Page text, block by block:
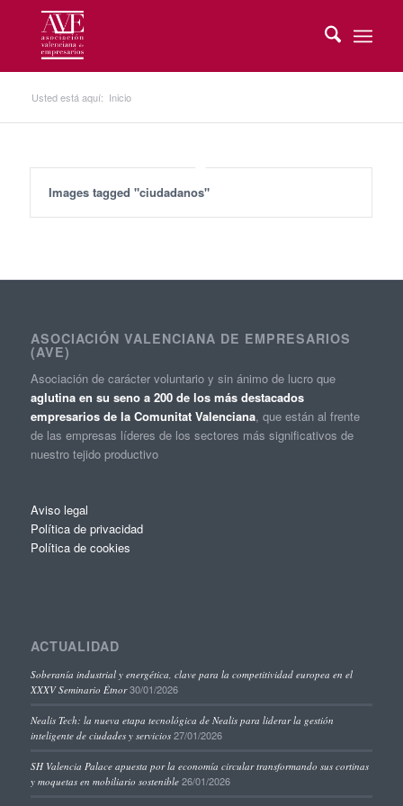
Usted está aquí: Inicio
Images tagged "ciudadanos"
ASOCIACIÓN VALENCIANA DE EMPRESARIOS
(AVE)
Asociación de carácter voluntario y sin ánimo de lucro que
aglutina en su seno a 200 de los más destacados
empresarios de la Comunitat Valenciana, que están al frente
de las empresas líderes de los sectores más significativos de
nuestro tejido productivo
Aviso legal
Política de privacidad
Política de cookies
ACTUALIDAD
Soberanía industrial y energética, clave para la competitividad europea en el
XXXV Seminario Étnor 30/01/2026
Nealis Tech: la nueva etapa tecnológica de Nealis para liderar la gestión
inteligente de ciudades y servicios 27/01/2026
SH Valencia Palace apuesta por la economía circular transformando sus cortinas
y moquetas en mobiliario sostenible 26/01/2026